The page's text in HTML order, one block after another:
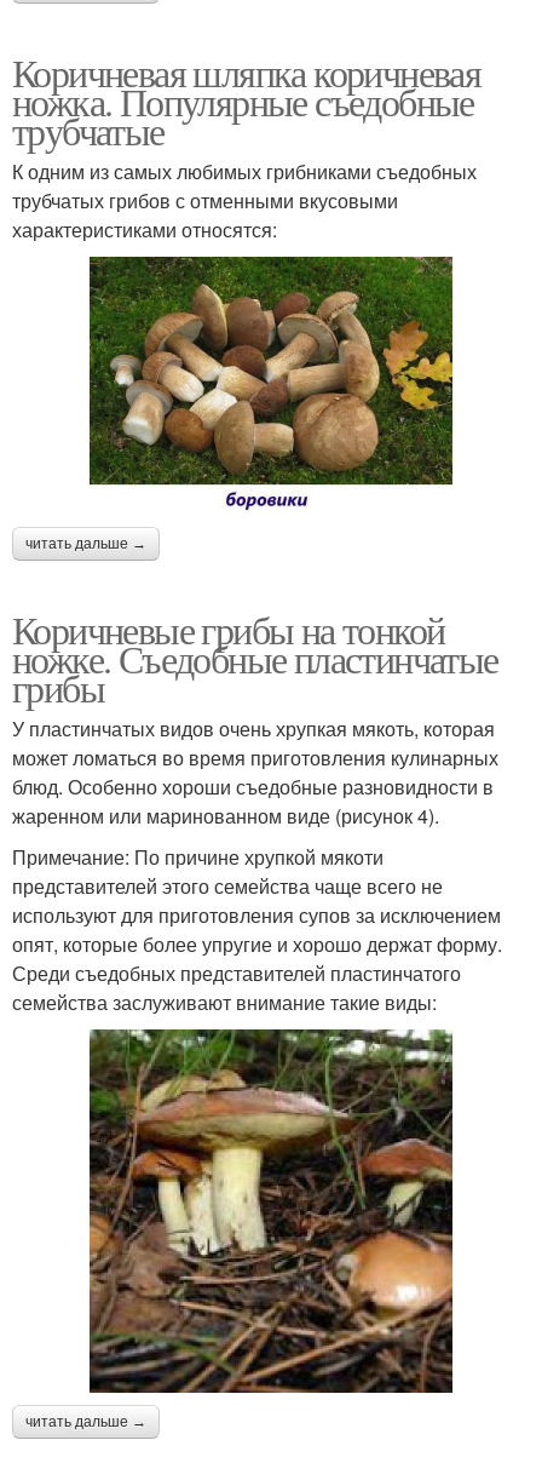
Коричневая шляпка коричневая
ножка. Популярные съедобные
трубчатые
К одним из самых любимых грибниками съедобных
трубчатых грибов с отменными вкусовыми
характеристиками относятся:
читать дальше →
Коричневые грибы на тонкой
ножке. Съедобные пластинчатые
грибы
У пластинчатых видов очень хрупкая мякоть, которая
может ломаться во время приготовления кулинарных
блюд. Особенно хороши съедобные разновидности в
жаренном или маринованном виде (рисунок 4).
Примечание: По причине хрупкой мякоти
представителей этого семейства чаще всего не
используют для приготовления супов за исключением
опят, которые более упругие и хорошо держат форму.
Среди съедобных представителей пластинчатого
семейства заслуживают внимание такие виды:
читать дальше →